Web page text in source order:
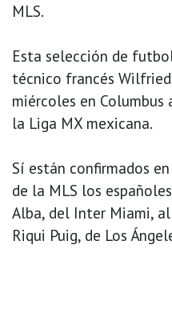
MLS.
Esta selección de
técnico francés
miércoles en
la Liga MX mexicana.
Sí están confirmados
de la MLS los
Alba, del Inter Miami,
Riqui Puig, de Los